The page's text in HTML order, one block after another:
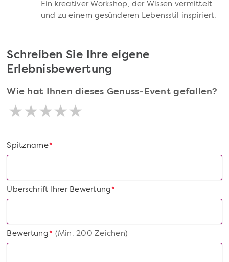
Ein kreativer Workshop, der Wissen vermittelt
und zu einem gesünderen Lebensstil inspiriert.
Schreiben Sie Ihre eigene
Erlebnisbewertung
Wie hat Ihnen dieses Genuss-Event gefallen?
*
Spitzname
*
Überschrift Ihrer Bewertung
*
Bewertung(Min. 200 Zeichen)